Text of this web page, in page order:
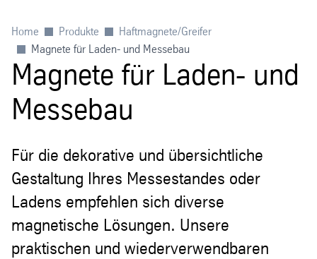
Home Produkte
Haftmagnete/Greifer
Magnete für Laden- und Messebau
Magnete für Laden- und
Messebau
Für die dekorative und übersichtliche
Gestaltung Ihres Messestandes oder
Ladens empfehlen sich diverse
magnetische Lösungen. Unsere
praktischen und wiederverwendbaren